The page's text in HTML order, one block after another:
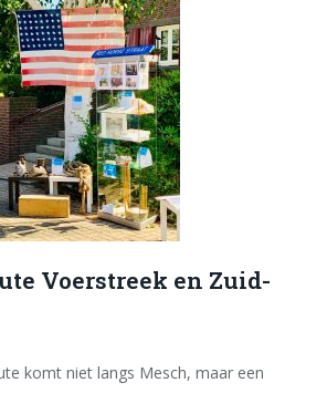
Voerstreek en Zuid-
komt niet langs Mesch, maar een